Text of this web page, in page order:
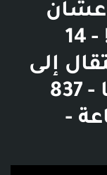
عشان
أنقذ ولده ويلي صار !! - 14
إلى
القناة - قصص سوما - 837
17 ساعة -